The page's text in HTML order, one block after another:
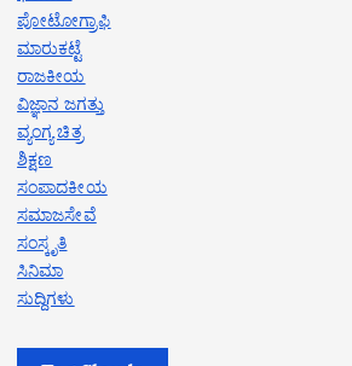
ಪೋಟೋಗ್ರಾಫಿ
ಮಾರುಕಟ್ಟೆ
ರಾಜಕೀಯ
ವಿಜ್ಞಾನ ಜಗತ್ತು
ವ್ಯಂಗ್ಯ ಚಿತ್ರ
ಶಿಕ್ಷಣ
ಸಂಪಾದಕೀಯ
ಸಮಾಜಸೇವೆ
ಸಂಸ್ಕೃತಿ
ಸಿನಿಮಾ
ಸುದ್ದಿಗಳು